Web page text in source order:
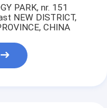
PARK, nr. 151
NEW DISTRICT,
CHINA